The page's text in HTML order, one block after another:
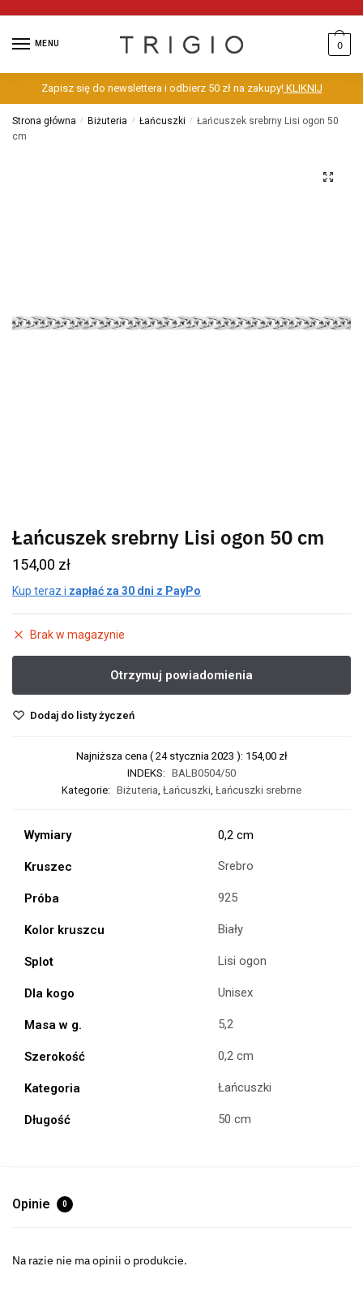
MENU 0
Zapisz się do newslettera i odbierz 50 zł na zakupy!KLIKNIJ
Strona główna / Biżuteria / Łańcuszki / Łańcuszek srebrny Lisi ogon 50
cm
Łańcuszek srebrny Lisi ogon 50 cm
154,00 zł
Kup teraz i zapłać za 30 dni z PayPo
Brak w magazynie
Dodaj do listy życzeń
Najniższa cena (24 stycznia 2023 ): 154,00 zł
INDEKS: BALB0504/50
Kategorie: Biżuteria, Łańcuszki, Łańcuszki srebrne
Wymiary 0,2 cm
Kruszec Srebro
Próba 925
Kolor kruszcu Biały
Splot Lisi ogon
Dla kogo Unisex
Masa w g. 5,2
Szerokość 0,2 cm
Kategoria Łańcuszki
Długość 50 cm
Opinie 0
Na razie nie ma opinii o produkcie.